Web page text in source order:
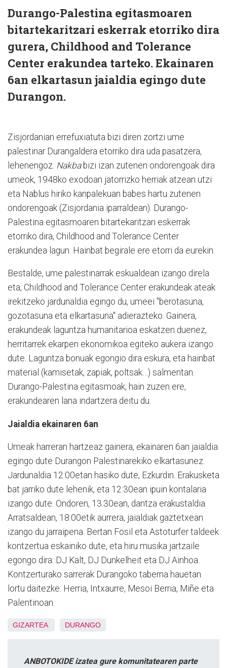
Durango-Palestina egitasmoaren
bitartekaritzari eskerrak etorriko dira
gurera, Childhood and Tolerance
Center erakundea tarteko. Ekainaren
6an elkartasun jaialdia egingo dute
Durangon.
Zisjordanian errefuxiatuta bizi diren zortzi ume
palestinar Durangaldera etorriko dira uda pasatzera,
lehenengoz. Nakbabizi izan zutenen ondorengoak dira
umeok, 1948ko exodoan jatorrizko herriak atzean utzi
eta Nablus hiriko kanpalekuan babes hartu zutenen
ondorengoak (Zisjordania iparraldean). Durango-
Palestina egitasmoaren bitartekaritzari eskerrak
etorriko dira, Childhood and Tolerance Center
erakundea lagun. Hainbat begirale ere etorri da eurekin.
Bestalde, ume palestinarrak eskualdean izango direla
eta, Childhood and Tolerance Center erakundeak ateak
irekitzeko jardunaldia egingo du, umeei "berotasuna,
gozotasuna eta elkartasuna" adierazteko. Gainera,
erakundeak laguntza humanitarioa eskatzen duenez,
herritarrek ekarpen ekonomikoa egiteko aukera izango
dute. Laguntza bonuak egongio dira eskura, eta hainbat
material (kamisetak, zapiak, poltsak…) salmentan.
Durango-Palestina egitasmoak, hain zuzen ere,
erakundearen lana indartzera deitu du.
Jaialdia ekainaren 6an
Umeak harreran hartzeaz gainera, ekainaren 6an jaialdia
egingo dute Durangon Palestinarekiko elkartasunez.
Jardunaldia 12:00etan hasiko dute, Ezkurdin. Erakusketa
bat jarriko dute lehenik, eta 12:30ean ipuin kontalaria
izango dute. Ondoren, 13:30ean, dantza erakustaldia.
Arratsaldean, 18:00etik aurrera, jaialdiak gaztetxean
izango du jarraipena. Bertan Fosil eta Astoturfer taldeek
kontzertua eskainiko dute, eta hiru musika jartzaile
egongo dira: DJ Kalt, DJ Dunkelheit eta DJ Ainhoa.
Kontzerturako sarrerak Durangoko taberna hauetan
lortu daitezke: Herria, Intxaurre, Mesoi Berria, Miñe eta
Palentinoan.
GIZARTEA DURANGO
ANBOTOKIDE izatea gure komunitatearen parte